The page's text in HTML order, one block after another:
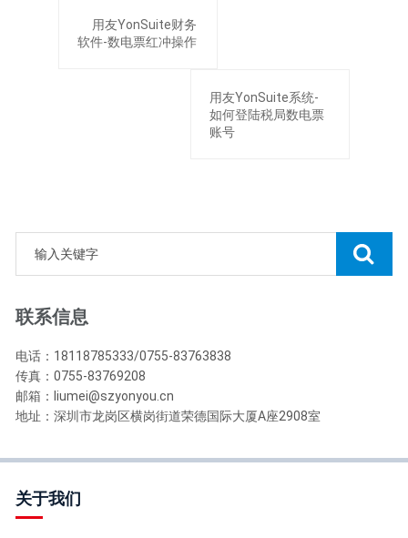
用友YonSuite财务
软件-数电票红冲操作
用友YonSuite系统-
如何登陆税局数电票
账号
联系信息
电话：18118785333/0755-83763838
传真：0755-83769208
邮箱：liumei@szyonyou.cn
地址：深圳市龙岗区横岗街道荣德国际大厦A座2908室
关于我们